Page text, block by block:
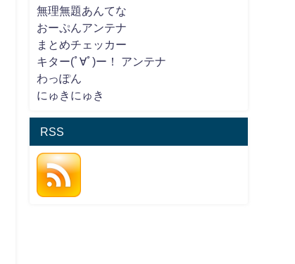
無理無題あんてな
おーぷんアンテナ
まとめチェッカー
キター(ﾟ∀ﾟ)ー！ アンテナ
わっぽん
にゅきにゅき
RSS